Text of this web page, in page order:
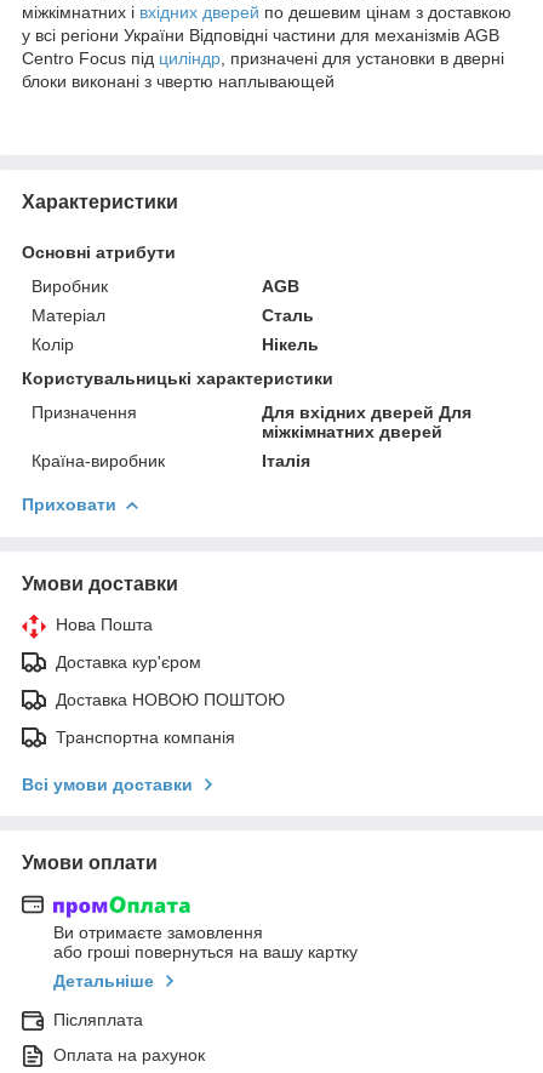
міжкімнатних і вхідних дверей по дешевим цінам з доставкою
у всі регіони України Відповідні частини для механізмів AGB
Centro Focus під циліндр , призначені для установки в дверні
блоки виконані з чвертю наплывающей
Характеристики
Основні атрибути
Виробник
AGB
Матеріал
Сталь
Колір
Нікель
Користувальницькі характеристики
Призначення
Для вхідних дверей Для
міжкімнатних дверей
Країна-виробник
Італія
Приховати
Умови доставки
Нова Пошта
Доставка кур'єром
Доставка НОВОЮ ПОШТОЮ
Транспортна компанія
Всі умови доставки
Умови оплати
Ви отримаєте замовлення
або гроші повернуться на вашу картку
Детальніше
Післяплата
Оплата на рахунок